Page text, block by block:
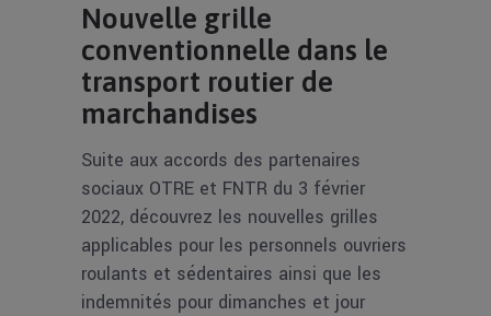
Nouvelle grille
conventionnelle dans le
transport routier de
marchandises
Suite aux accords des partenaires
sociaux OTRE et FNTR du 3 février
2022, découvrez les nouvelles grilles
applicables pour les personnels ouvriers
roulants et sédentaires ainsi que les
indemnités pour dimanches et jour